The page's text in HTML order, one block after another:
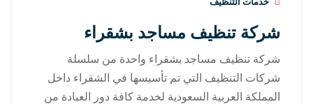
شركة تنظيف مساجد بشقراء
شركة تنظيف مساجد بشقراء واحدة من سلسلة
شركات التنظيف التي تم تأسيسها في الشقراء داخل
المملكة العربية السعودية لخدمة كافة دور العبادة من